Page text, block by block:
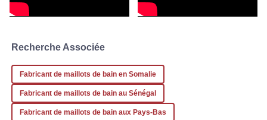
est vraiment dévouée à ses clients.
K
Kimberly
Flores
Le service après-vente était vraiment impressionnant. Ils se
sont assurés que je sois pleinement satisfait.
Recherche Associée
Fabricant de maillots de bain en Somalie
Fabricant de maillots de bain au Sénégal
Fabricant de maillots de bain aux Pays-Bas